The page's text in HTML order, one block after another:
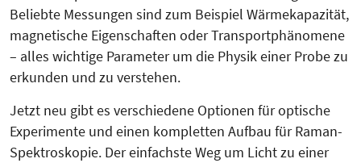
Beliebte Messungen sind zum Bei­spiel Wärmekapazität,
magneti­sche Eigenschaften oder Transport­phä­nomene
– alles wichtige Parameter um die Physik einer Probe zu
erkunden und zu verstehen.
Jetzt neu gibt es verschiedene Op­tionen für optische
Experimente und einen kompletten Aufbau für Raman-
Spektroskopie. Der einfachste Weg um Licht zu einer